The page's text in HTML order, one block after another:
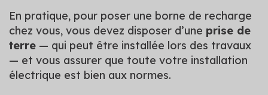
En pratique, pour poser une borne de recharge
chez vous, vous devez disposer d’une prise de
terre — qui peut être installée lors des travaux
— et vous assurer que toute votre installation
électrique est bien aux normes.